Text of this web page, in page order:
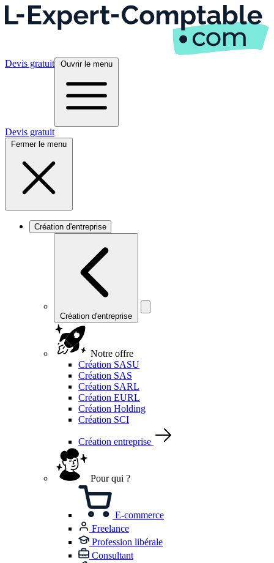
Devis gratuit Ouvrir le menu
Devis gratuit
Fermer le menu
Création d'entreprise
Création d'entreprise
Notre offre
Création SASU
Création SAS
Création SARL
Création EURL
Création Holding
Création SCI
Création entreprise
Pour qui ?
E-commerce
Freelance
Profession libérale
Consultant